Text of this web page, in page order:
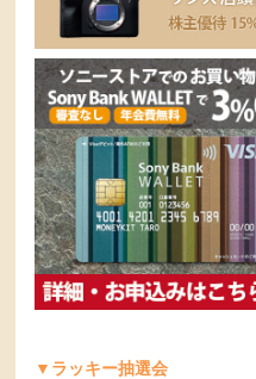
▼ラッキー抽選会